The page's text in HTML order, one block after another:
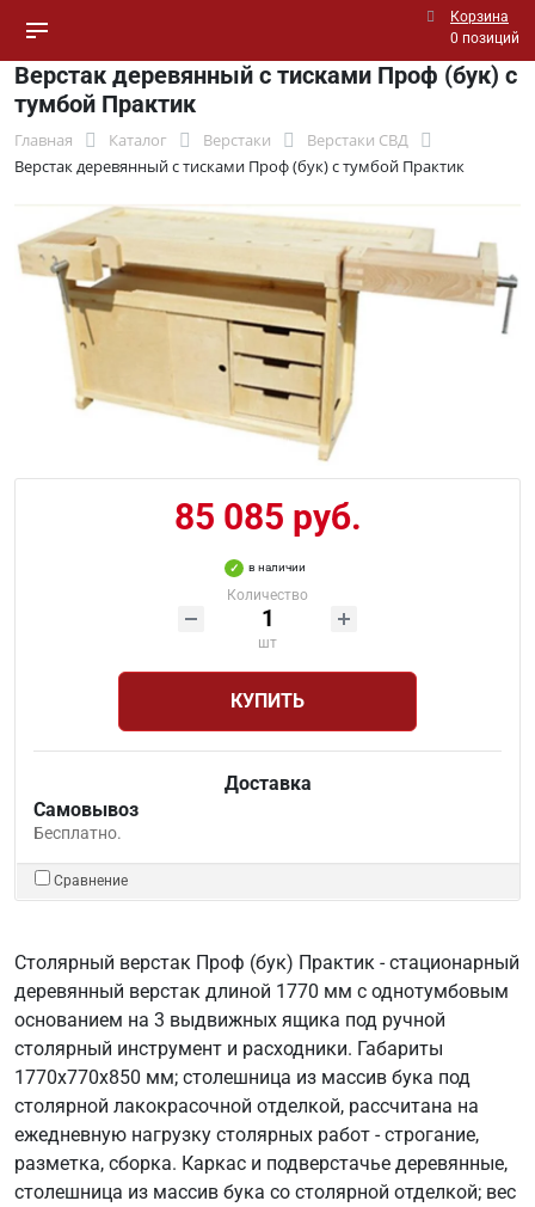
Корзина
0 позиций
Верстак деревянный с тисками Проф (бук) с
тумбой Практик
Главная Каталог Верстаки
Верстаки СВД
Верстак деревянный с тисками Проф (бук) с тумбой Практик
85 085 руб.
в наличии
Количество
шт
КУПИТЬ
Доставка
Самовывоз
Бесплатно.
Сравнение
Столярный верстак Проф (бук) Практик - стационарный
деревянный верстак длиной 1770 мм с однотумбовым
основанием на 3 выдвижных ящика под ручной
столярный инструмент и расходники. Габариты
1770х770х850 мм; столешница из массив бука под
столярной лакокрасочной отделкой, рассчитана на
ежедневную нагрузку столярных работ - строгание,
разметка, сборка. Каркас и подверстачье деревянные,
столешница из массив бука со столярной отделкой; вес